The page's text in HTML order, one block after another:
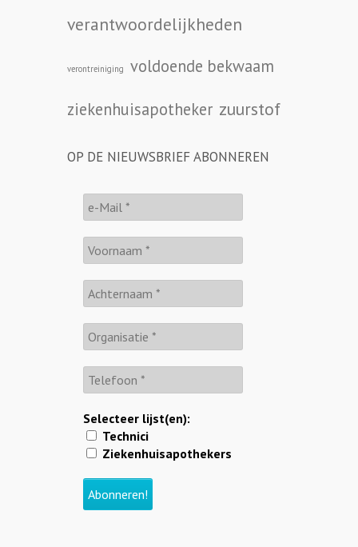
verantwoordelijkheden
verontreiniging
voldoende bekwaam
ziekenhuisapotheker zuurstof
OP DE NIEUWSBRIEF ABONNEREN
Selecteer lijst(en):
Technici
Ziekenhuisapothekers